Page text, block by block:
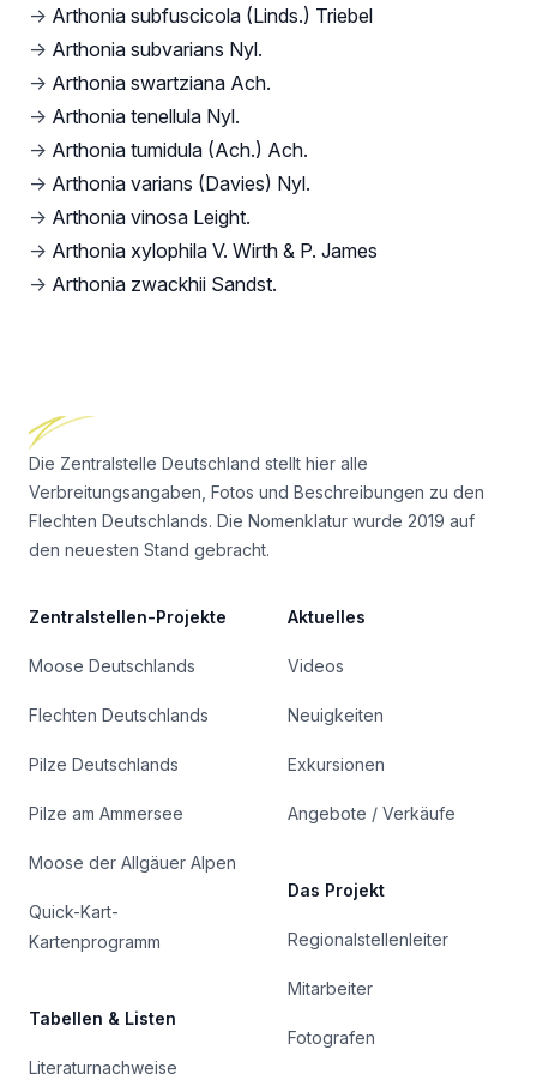
→ Arthonia subfuscicola (Linds.) Triebel
→ Arthonia subvarians Nyl.
→ Arthonia swartziana Ach.
→ Arthonia tenellula Nyl.
→ Arthonia tumidula (Ach.) Ach.
→ Arthonia varians (Davies) Nyl.
→ Arthonia vinosa Leight.
→ Arthonia xylophila V. Wirth & P. James
→ Arthonia zwackhii Sandst.
Die Zentralstelle Deutschland stellt hier alle
Verbreitungsangaben, Fotos und Beschreibungen zu den
Flechten Deutschlands. Die Nomenklatur wurde 2019 auf
den neuesten Stand gebracht.
Zentralstellen-Projekte
Moose Deutschlands
Flechten Deutschlands
Pilze Deutschlands
Pilze am Ammersee
Moose der Allgäuer Alpen
Quick-Kart-
Kartenprogramm
Tabellen & Listen
Literaturnachweise
Aktuelles
Videos
Neuigkeiten
Exkursionen
Angebote / Verkäufe
Das Projekt
Regionalstellenleiter
Mitarbeiter
Fotografen